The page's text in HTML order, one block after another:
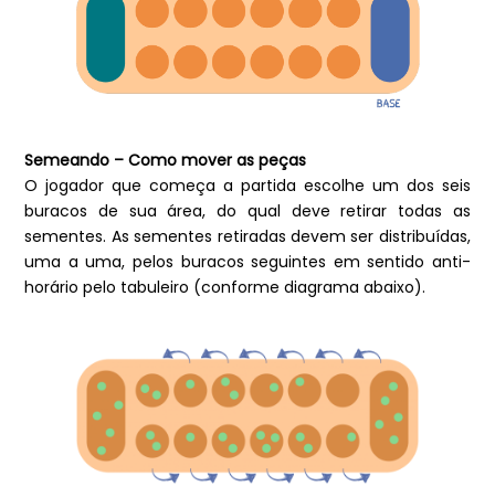
Semeando – Como mover as peças
O jogador que começa a partida escolhe um dos seis
buracos de sua área, do qual deve retirar todas as
sementes. As sementes retiradas devem ser distribuídas,
uma a uma, pelos buracos seguintes em sentido anti-
horário pelo tabuleiro (conforme diagrama abaixo).